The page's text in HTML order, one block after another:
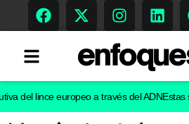
lince europeo a través del ADNEstas